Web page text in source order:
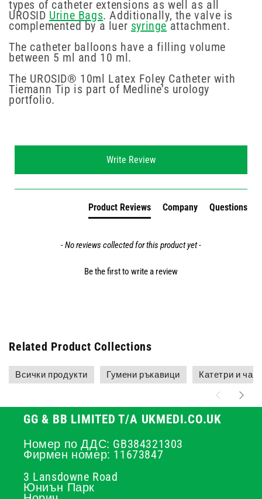
types of catheter extensions as well as all
UROSID Urine Bags. Additionally, the valve is
complemented by a luer syringeattachment.
The catheter balloons have a filling volume
between 5 ml and 10 ml.
The UROSID® 10ml Latex Foley Catheter with
Tiemann Tip is part of Medline’s urology
portfolio.
Write Review
Product Reviews Company Questions
- No reviews collected for this product yet -
Be the first to write a review
Related Product Collections
Всички продукти Гумени ръкавици Катетри и
GG & BB LIMITED T/A UKMEDI.CO.UK
Номер по ДДС: GB384321303
Фирмен номер: 11673847
3 Lansdowne Road
Юниън Парк